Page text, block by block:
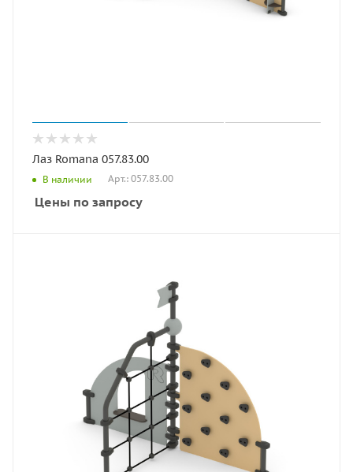
Лаз Romana 057.83.00
В наличии Арт.: 057.83.00
Цены по запросу